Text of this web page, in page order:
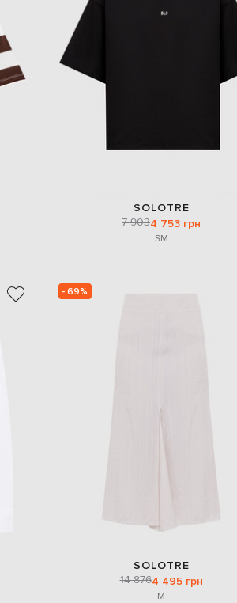
SOLOTRE
7 9034 753 грн
SM
- 69%
SOLOTRE
14 8764 495 грн
M